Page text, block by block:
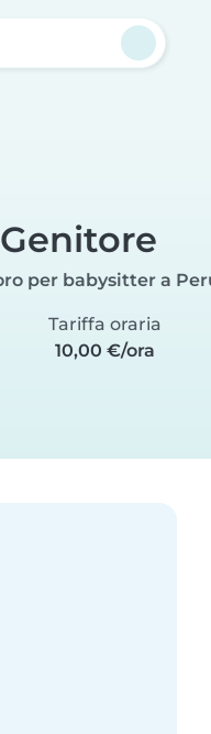
Genitore
per babysitter a
Tariffa oraria
10,00 €/ora